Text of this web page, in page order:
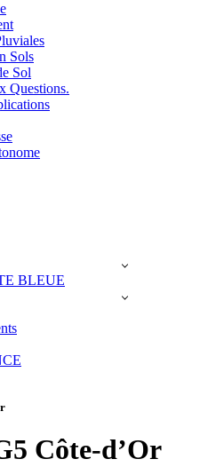
Sols
Sol
Questions.
BLEUE
Côte-d’Or